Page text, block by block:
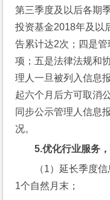
第三季度及以后各期
投资基金2018年及以
告累计达2次；四是
项；五是法律法规和
理人一旦被列入信息
起六个月后方可取消
同步公示管理人信息
况。
5.优化行业服务
（1）延长季度
1个自然月末；